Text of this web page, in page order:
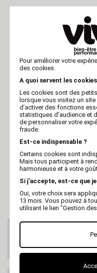
VIVOG
Maison de toilette pour
chat 49.5cm x 38cm x
40cm
Au
Pour améliorer votre
des cookies.
A quoi servent les
Les cookies sont des
lorsque vous visitez un
d’activer des fonctions
statistiques d’audience et
de personnaliser votre
fraude.
Est-ce indispensable ?
Certains cookies sont
Mais tous participent à
harmonieuse et à votre
Si j’accepte, est-ce que
Oui, votre choix sera
13 mois. Vous pouvez à
utilisant le lien "Gestion